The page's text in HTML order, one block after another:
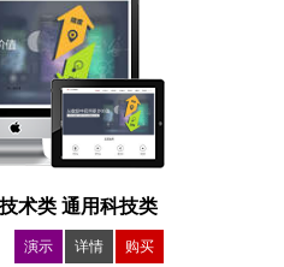
术类 通用科技类
演示 详情 购买